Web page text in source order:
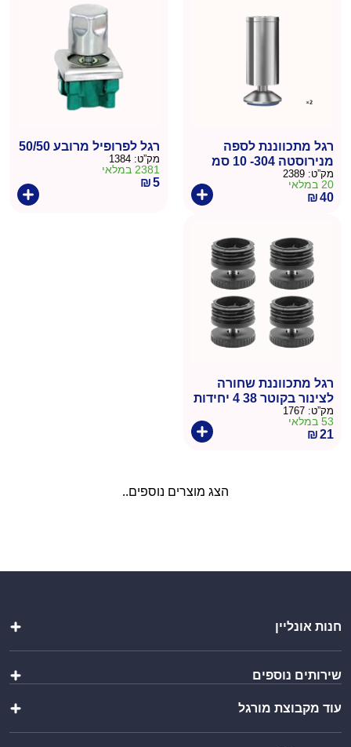
רגל מתכווננת לספה
מנירוסטה 304- 10 סמ
מק”ט: 2389
20 במלאי
₪40
רגל לפרופיל מרובע 50/50
מק”ט: 1384
2381 במלאי
₪5
רגל מתכווננת שחורה
לצינור בקוטר 38 4 יחידות
מק”ט: 1767
53 במלאי
₪21
הצג מוצרים נוספים..
חנות אונליין
שולחנות ומשטחי עבודה
ציוד מטבח
מוצרי פרזול נירוסטה
שירותים נוספים
הוראות הרכבה
עוד מקבוצת מורגל